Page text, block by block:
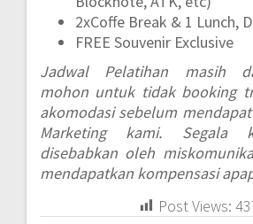
2xCoffe Break & 1 Lunch,
FREE Souvenir Exclusive
Jadwal Pelatihan masih
mohon untuk tidak booking
akomodasi sebelum
Marketing kami. Segala
disebabkan oleh
mendapatkan kompensasi
Post Views: